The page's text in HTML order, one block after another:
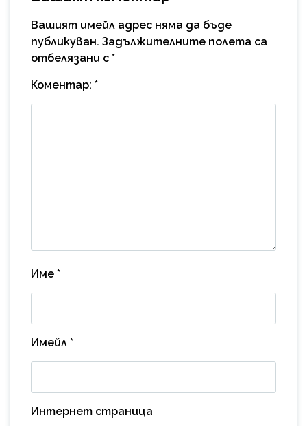
Вашият имейл адрес няма да бъде
публикуван. Задължителните полета са
отбелязани с *
Коментар: *
Име *
Имейл *
Интернет страница